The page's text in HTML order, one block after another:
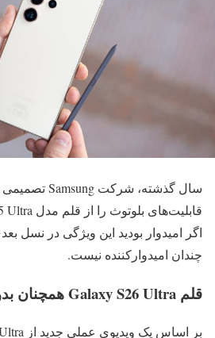
سال گذشته، شرکت Samsungتصمیمی
اگر امیدوار بودید این ویژگی در نسل
چندان امیدوارکننده نیست.
قلم Galaxy S26 Ultra همچنان بدون بلوتوث